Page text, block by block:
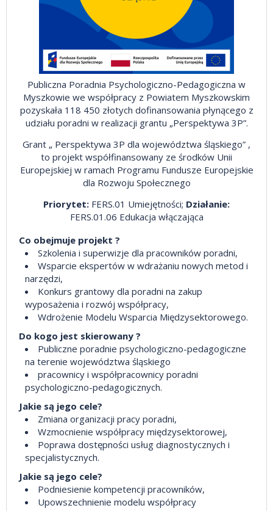
Publiczna Poradnia Psychologiczno-Pedagogiczna w
Myszkowie we współpracy z Powiatem Myszkowskim
pozyskała 118 450 złotych dofinansowania płynącego z
udziału poradni w realizacji grantu „Perspektywa 3P”.
Grant „ Perspektywa 3P dla województwa śląskiego” ,
to projekt współfinansowany ze środków Unii
Europejskiej w ramach Programu Fundusze Europejskie
dla Rozwoju Społecznego
Priorytet: FERS.01 Umiejętności; Działanie:
FERS.01.06 Edukacja włączająca
Co obejmuje projekt ?
Szkolenia i superwizje dla pracowników poradni,
Wsparcie ekspertów w wdrażaniu nowych metod i
narzędzi,
Konkurs grantowy dla poradni na zakup
wyposażenia i rozwój współpracy,
Wdrożenie Modelu Wsparcia Międzysektorowego.
Do kogo jest skierowany ?
Publiczne poradnie psychologiczno-pedagogiczne
na terenie województwa śląskiego
pracownicy i współpracownicy poradni
psychologiczno-pedagogicznych.
Jakie są jego cele?
Zmiana organizacji pracy poradni,
Wzmocnienie współpracy międzysektorowej,
Poprawa dostępności usług diagnostycznych i
specjalistycznych.
Jakie są jego cele?
Podniesienie kompetencji pracowników,
Upowszechnienie modelu współpracy